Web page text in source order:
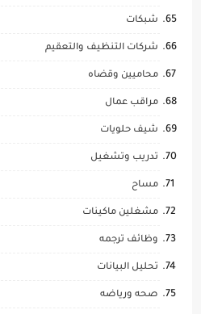
شبكات
شركات التنظيف والتعقيم
محاميين وقضاه
مراقب عمال
شيف حلويات
تدريب وتشغيل
مساح
مشغلين ماكينات
وظائف ترجمه
تحليل البيانات
صحه ورياضه